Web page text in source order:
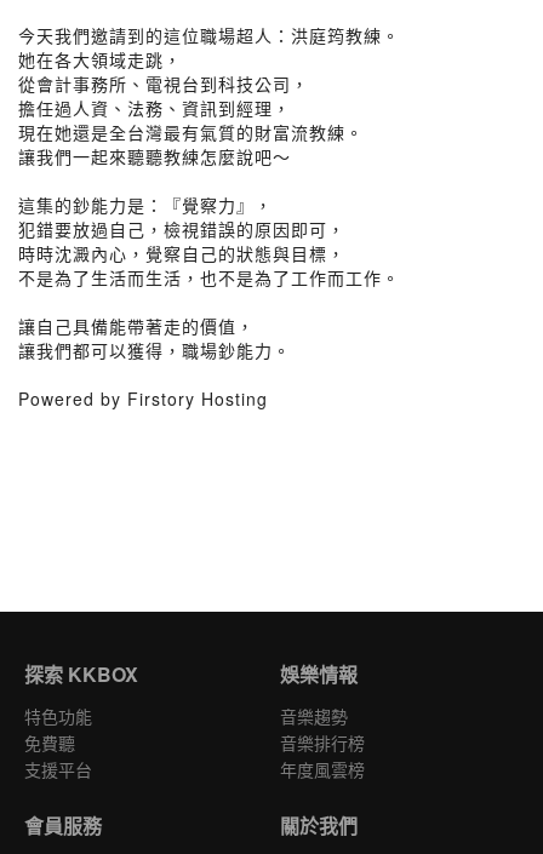
今天我們邀請到的這位職場超人：洪庭筠教練。
她在各大領域走跳，
從會計事務所、電視台到科技公司，
擔任過人資、法務、資訊到經理，
現在她還是全台灣最有氣質的財富流教練。
讓我們一起來聽聽教練怎麼說吧～
這集的鈔能力是：『覺察力』，
犯錯要放過自己，檢視錯誤的原因即可，
時時沈澱內心，覺察自己的狀態與目標，
不是為了生活而生活，也不是為了工作而工作。
讓自己具備能帶著走的價值，
讓我們都可以獲得，職場鈔能力。
Powered by Firstory Hosting
探索 KKBOX
特色功能
免費聽
支援平台
娛樂情報
音樂趨勢
音樂排行榜
年度風雲榜
會員服務 關於我們